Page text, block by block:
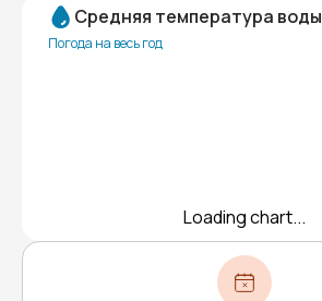
Средняя температура воды
Погода на весь год
Loading chart...